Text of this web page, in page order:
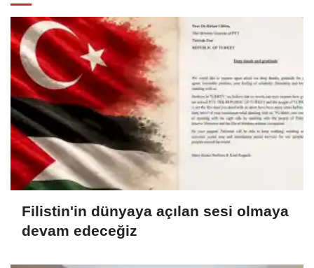
Filistin'in dünyaya açılan sesi olmaya
devam edeceğiz